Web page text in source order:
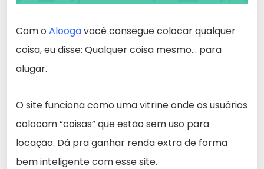
Com o Aloogavocê consegue colocar qualquer
coisa, eu disse: Qualquer coisa mesmo… para
alugar.
O site funciona como uma vitrine onde os usuários
colocam “coisas” que estão sem uso para
locação. Dá pra ganhar renda extra de forma
bem inteligente com esse site.